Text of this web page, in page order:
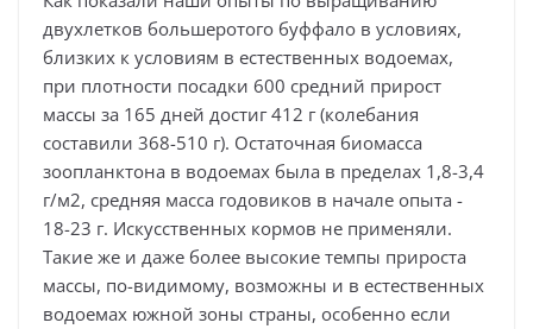
двухлетков большеротого буффало в условиях,
близких к условиям в естественных водоемах,
при плотности посадки 600 средний прирост
массы за 165 дней достиг 412 г (колебания
составили 368-510 г). Остаточная биомасса
зоопланктона в водоемах была в пределах 1,8-3,4
г/м2, средняя масса годовиков в начале опыта -
18-23 г. Искусственных кормов не применяли.
Такие же и даже более высокие темпы прироста
массы, по-видимому, возможны и в естественных
водоемах южной зоны страны, особенно если